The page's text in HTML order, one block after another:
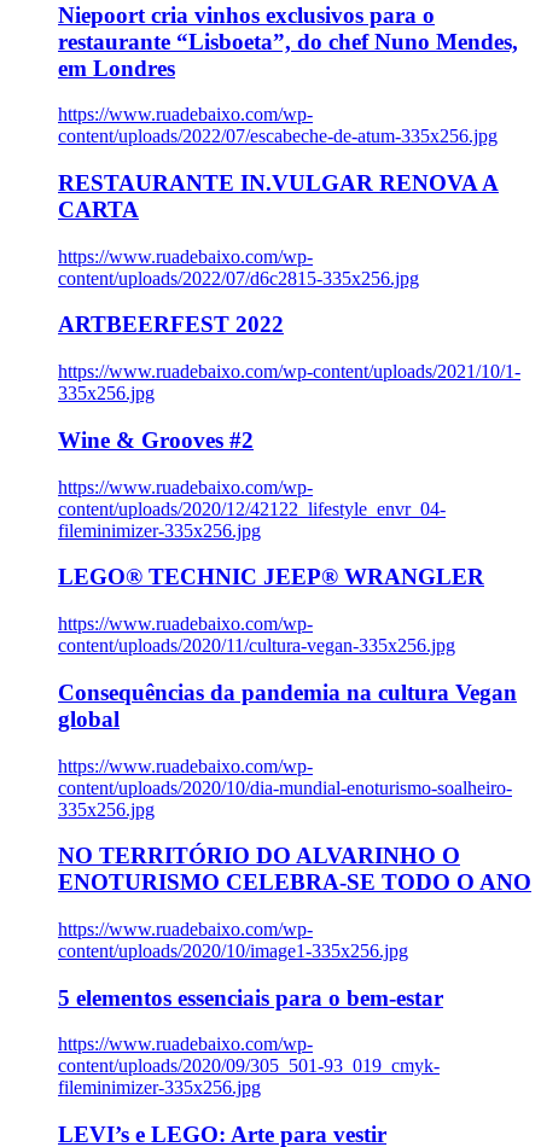
Niepoort cria vinhos exclusivos para o
restaurante “Lisboeta”, do chef Nuno Mendes,
em Londres
https://www.ruadebaixo.com/wp-
content/uploads/2022/07/escabeche-de-atum-335x256.jpg
RESTAURANTE IN.VULGAR RENOVA A
CARTA
https://www.ruadebaixo.com/wp-
content/uploads/2022/07/d6c2815-335x256.jpg
ARTBEERFEST 2022
https://www.ruadebaixo.com/wp-content/uploads/2021/10/1-
335x256.jpg
Wine & Grooves #2
https://www.ruadebaixo.com/wp-
content/uploads/2020/12/42122_lifestyle_envr_04-
fileminimizer-335x256.jpg
LEGO® TECHNIC JEEP® WRANGLER
https://www.ruadebaixo.com/wp-
content/uploads/2020/11/cultura-vegan-335x256.jpg
Consequências da pandemia na cultura Vegan
global
https://www.ruadebaixo.com/wp-
content/uploads/2020/10/dia-mundial-enoturismo-soalheiro-
335x256.jpg
NO TERRITÓRIO DO ALVARINHO O
ENOTURISMO CELEBRA-SE TODO O ANO
https://www.ruadebaixo.com/wp-
content/uploads/2020/10/image1-335x256.jpg
5 elementos essenciais para o bem-estar
https://www.ruadebaixo.com/wp-
content/uploads/2020/09/305_501-93_019_cmyk-
fileminimizer-335x256.jpg
LEVI’s e LEGO: Arte para vestir